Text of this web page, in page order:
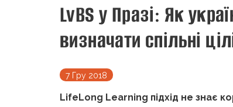
LvBS у Празі: Як
визначати спільні
7 Гру 2018
LifeLong Learning підхід не знає